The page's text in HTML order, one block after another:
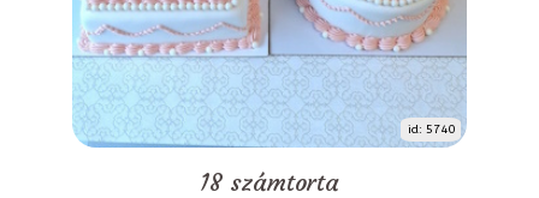
id: 5740
18 számtorta